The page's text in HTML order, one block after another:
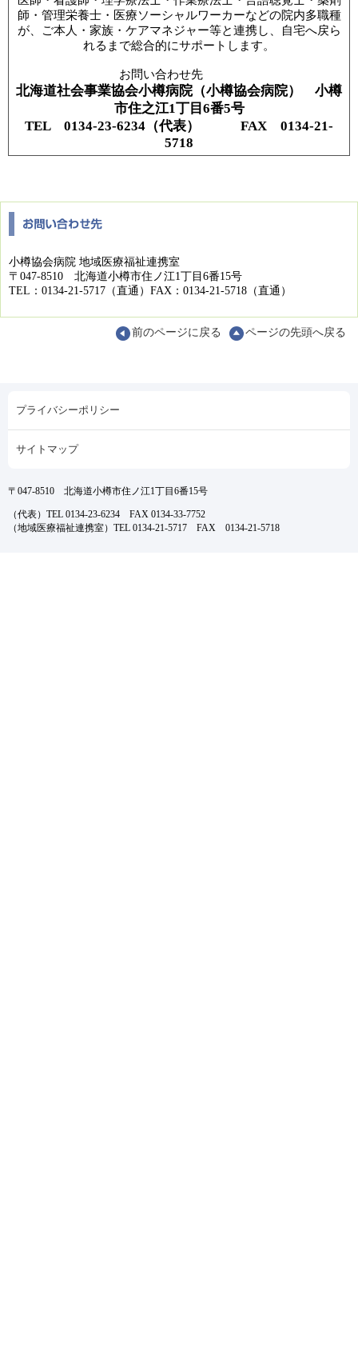
師・管理栄養士・医療ソーシャルワーカーなどの院内多職種
が、ご本人・家族・ケアマネジャー等と連携し、自宅へ戻ら
れるまで総合的にサポートします。
お問い合わせ先
北海道社会事業協会小樽病院（小樽協会病院） 小樽
市住之江1丁目6番5号
TEL 0134-23-6234（代表） FAX 0134-21-
5718
小樽協会病院 地域医療福祉連携室
〒047-8510 北海道小樽市住ノ江1丁目6番15号
TEL：0134-21-5717（直通）FAX：0134-21-5718（直通）
前のページに戻る ページの先頭へ戻る
プライバシーポリシー
サイトマップ
〒047-8510 北海道小樽市住ノ江1丁目6番15号
（代表）TEL 0134-23-6234 FAX 0134-33-7752
（地域医療福祉連携室）TEL 0134-21-5717 FAX 0134-21-5718